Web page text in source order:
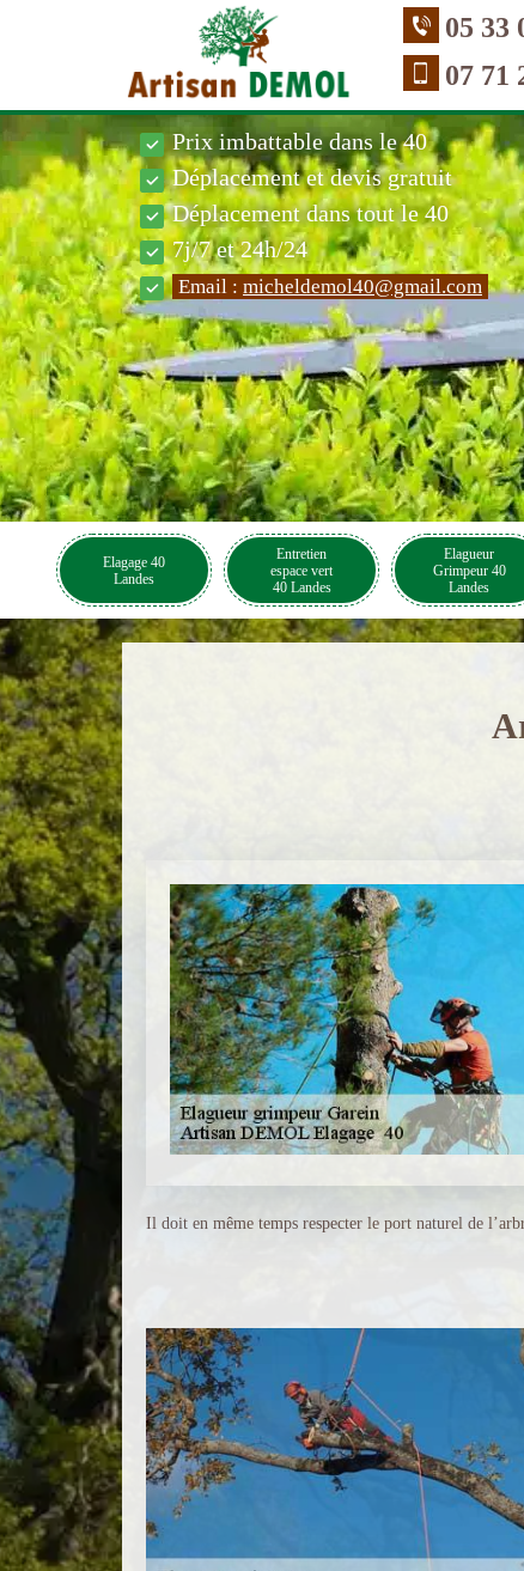
05 33
07 71
Prix imbattable dans le 40
Déplacement et devis gratuit
Déplacement dans tout le 40
7j/7 et 24h/24
Email : micheldemol40@gmail.com
Elagage 40
Landes
Entretien
espace vert
40 Landes
Elagueur
Grimpeur 40
Landes
Il doit en même temps respecter le port naturel de